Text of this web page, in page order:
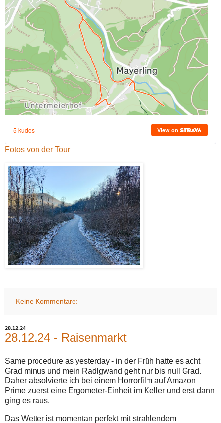
Fotos von der Tour
Keine Kommentare:
28.12.24
28.12.24 - Raisenmarkt
Same procedure as yesterday - in der Früh hatte es acht
Grad minus und mein Radlgwand geht nur bis null Grad.
Daher absolvierte ich bei einem Horrorfilm auf Amazon
Prime zuerst eine Ergometer-Einheit im Keller und erst dann
ging es raus.
Das Wetter ist momentan perfekt mit strahlendem